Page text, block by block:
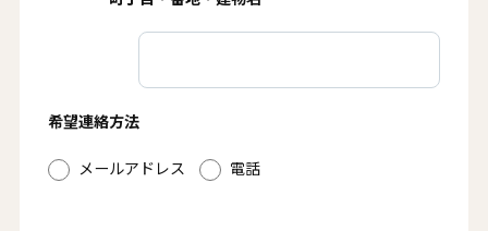
希望連絡方法
メールアドレス 電話